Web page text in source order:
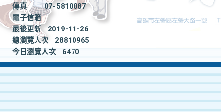
傳真
07-5810087
電子信箱
最後更新
2019-11-26
總瀏覽人次
28810965
今日瀏覽人次
6470